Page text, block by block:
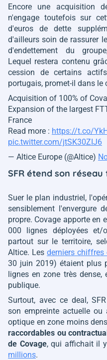
Encore une acquisition
n'engage toutefois sur
d'euros de dette
d'ailleurs soin de rassurer
d'endettement du
Lequel restera contenu
cession de certains
portugais, promet-il dans le
Acquisition of 100% of
Expansion of the largest
France
Read more : https://t.co/
pic.twitter.com/jtSK30ZIJ6
— Altice Europe (@Altice)
SFR étend son réseau
Suer le plan industriel,
sensiblement l'envergure
propre. Covage apporte en
000 lignes déployées
partout sur le territoire,
Altice. Les derniers chiffres
30 juin 2019) étaient plus
lignes en zone très
publique.
Surtout, avec ce deal,
son empreinte actuelle
optique en zone moins
raccordables ou
de Covage, qui affichait il
millions.